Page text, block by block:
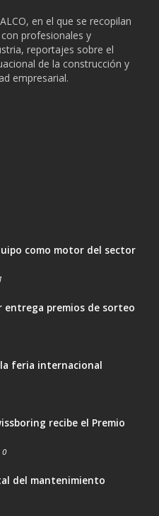
en el que se recopilan
profesionales y
reportajes sobre el
de la construcción y
empresarial.
como motor del sector
entrega premios de sorteo
feria internacional
recibe el Premio
0
del mantenimiento